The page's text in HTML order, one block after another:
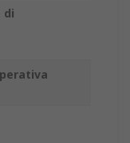
di